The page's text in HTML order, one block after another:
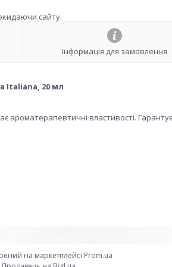
сайту.
Інформація для замовлення
Italiana, 20 мл
ароматерапевтичні властивості. Гарантує
на маркетплейсі Prom.ua